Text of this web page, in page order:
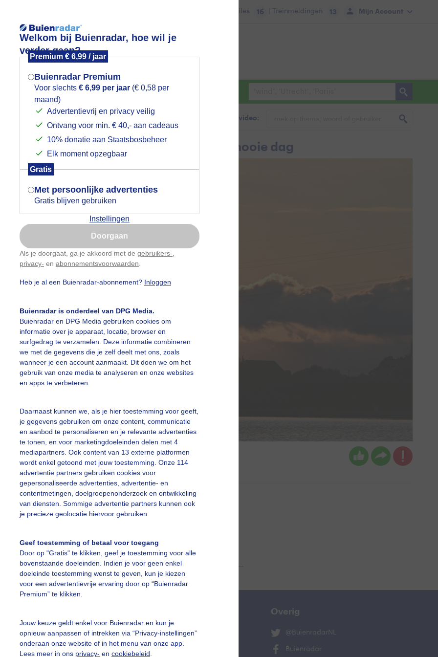
Welkom bij Buienradar, hoe wil je
verder gaan?
Premium € 6,99 / jaar
Buienradar Premium
Voor slechts € 6,99 per jaar (€ 0,58 per
maand)
Advertentievrij en privacy veilig
Ontvang voor min. € 40,- aan cadeaus
10% donatie aan Staatsbosbeheer
Elk moment opzegbaar
Gratis
Met persoonlijke advertenties
Gratis blijven gebruiken
Instellingen
Doorgaan
Als je doorgaat, ga je akkoord met de gebruikers-
privacy- en abonnementsvoorwaarden
Heb je al een Buienradar-abonnement? Inloggen
Buienradar is onderdeel van DPG Media.
Buienradar en DPG Media gebruiken cookies om
informatie over je apparaat, locatie, browser en
surfgedrag te verzamelen. Deze informatie combineren
we met de gegevens die je zelf deelt met ons, zoals
wanneer je een account aanmaakt. Dit doen we om het
gebruik van onze media te analyseren en onze websites
en apps te verbeteren.
Daarnaast kunnen we, als je hier toestemming voor geeft,
je gegevens gebruiken om onze content, communicatie
en aanbod te personaliseren en je relevante advertenties
te tonen, en voor marketingdoeleinden delen met 4
mediapartners. Ook content van 13 externe platformen
wordt enkel getoond met jouw toestemming. Onze 114
advertentie partners gebruiken cookies voor
gepersonaliseerde advertenties, advertentie- en
contentmetingen, doelgroepenonderzoek en ontwikkeling
van diensten. Sommige advertentie partners kunnen ook
je precieze geolocatie hiervoor gebruiken.
Geef toestemming of betaal voor toegang
Door op "Gratis" te klikken, geef je toestemming voor alle
bovenstaande doeleinden. Indien je voor geen enkel
doeleinde toestemming wenst te geven, kun je kiezen
voor een advertentievrije ervaring door op “Buienradar
Premium” te klikken.
Jouw keuze geldt enkel voor Buienradar en kun je
opnieuw aanpassen of intrekken via “Privacy-instellingen”
onderaan onze website of in het menu van onze app.
Lees meer in ons privacy- en cookiebeleid
Mijn Account
Files 16 | Treinmeldingen 13
Foto en video Weerzine
Zoeken in foto & video:
ondergang aan het eind van een mooie dag
Gemaakt: 11-07-2025, 58x bekeken
slideshow
Een moment geduld aub...
vragen
De Bilt
Overig
@BuienradarNL
Buienradar
Mogen we je locatie gebruiken voor
het weer?
Indien je hier nog geen akkoord op hebt
gegeven, verschijnt er zo een pop-up uit
je browser waarin deze toestemming
gevraagd wordt.
Is goed, toon de popup
Nu niet, misschien later
Gebruik je Safari en wil je niet elke dag deze pop-up
Klikhierom dit aan te passen